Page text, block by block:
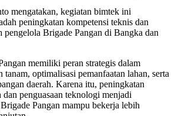
mengatakan, kegiatan bimtek ini
peningkatan kompetensi teknis dan
pengelola Brigade Pangan di Bangka dan
memiliki peran strategis dalam
tanam, optimalisasi pemanfaatan lahan, serta
daerah. Karena itu, peningkatan
dan penguasaan teknologi menjadi
Pangan mampu bekerja lebih